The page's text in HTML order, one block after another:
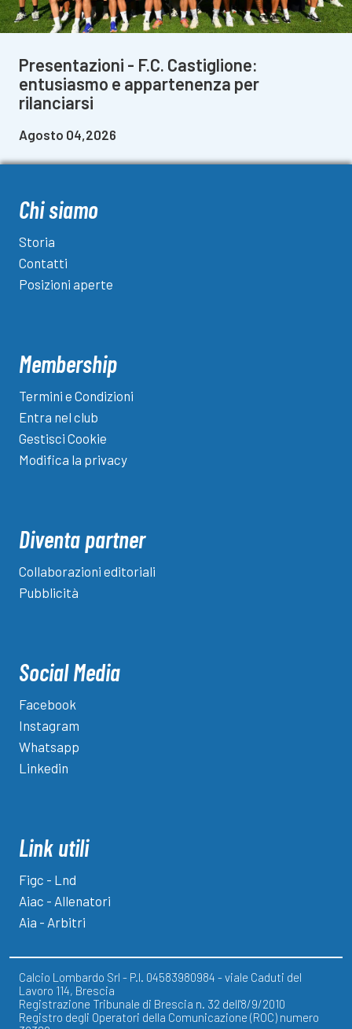
Presentazioni - F.C. Castiglione:
entusiasmo e appartenenza per
rilanciarsi
Agosto 04,2026
Chi siamo
Storia
Contatti
Posizioni aperte
Membership
Termini e Condizioni
Entra nel club
Gestisci Cookie
Modifica la privacy
Diventa partner
Collaborazioni editoriali
Pubblicità
Social Media
Facebook
Instagram
Whatsapp
Linkedin
Link utili
Figc - Lnd
Aiac - Allenatori
Aia - Arbitri
Calcio Lombardo Srl - P.I. 04583980984 - viale Caduti del
Lavoro 114, Brescia
Registrazione Tribunale di Brescia n. 32 dell'8/9/2010
Registro degli Operatori della Comunicazione (ROC) numero